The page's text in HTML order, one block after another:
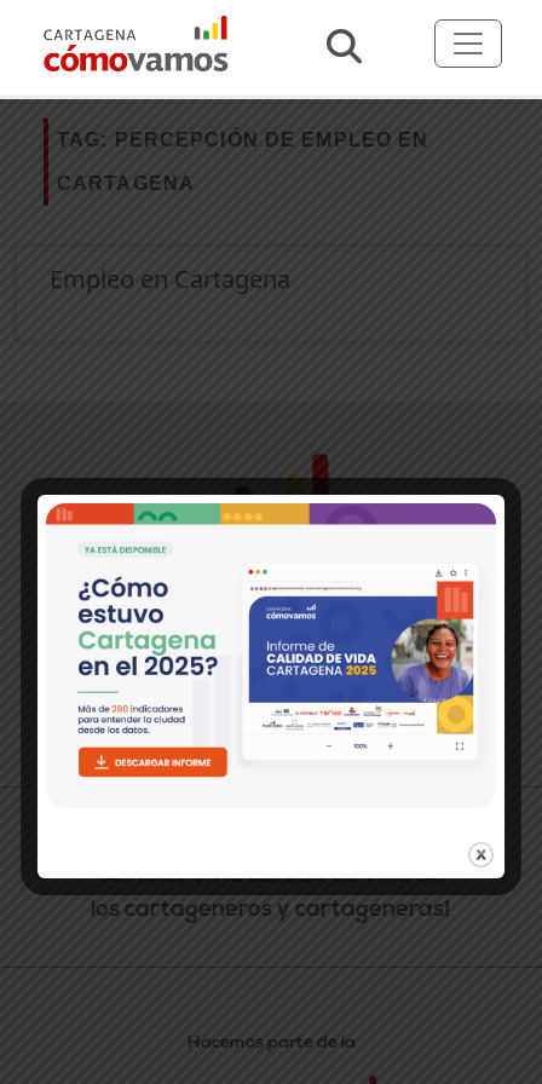
TAG: PERCEPCIÓN DE EMPLEO EN
CARTAGENA
Empleo en Cartagena
>Contáctanos:
Pie del Cerro, Cl. 30 No. 17-36
(Periódico El Universal) Cartagena, Colombia.
(5) 649 9090 EXT. 274
comunicaciones@cartagenacomovamos.org
Política de tratamiento de datos
cambios en la calidad de vida de
los cartageneros y cartageneras!
Hacemos parte de la